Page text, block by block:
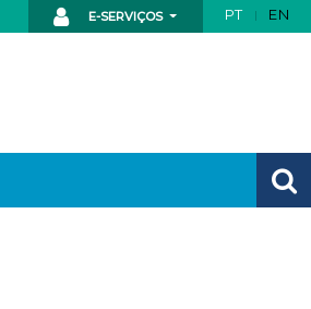
E-SERVIÇOS PT EN